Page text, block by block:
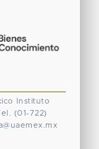
Instituto
(01-722)